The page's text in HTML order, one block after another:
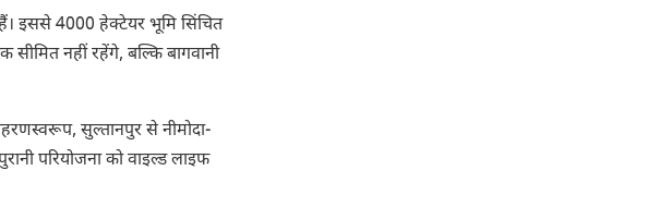
इससे 4000 हेक्टेयर भूमि सिंचित
नहीं रहेंगे, बल्कि बागवानी
सुल्तानपुर से नीमोदा-
परियोजना को वाइल्ड लाइफ